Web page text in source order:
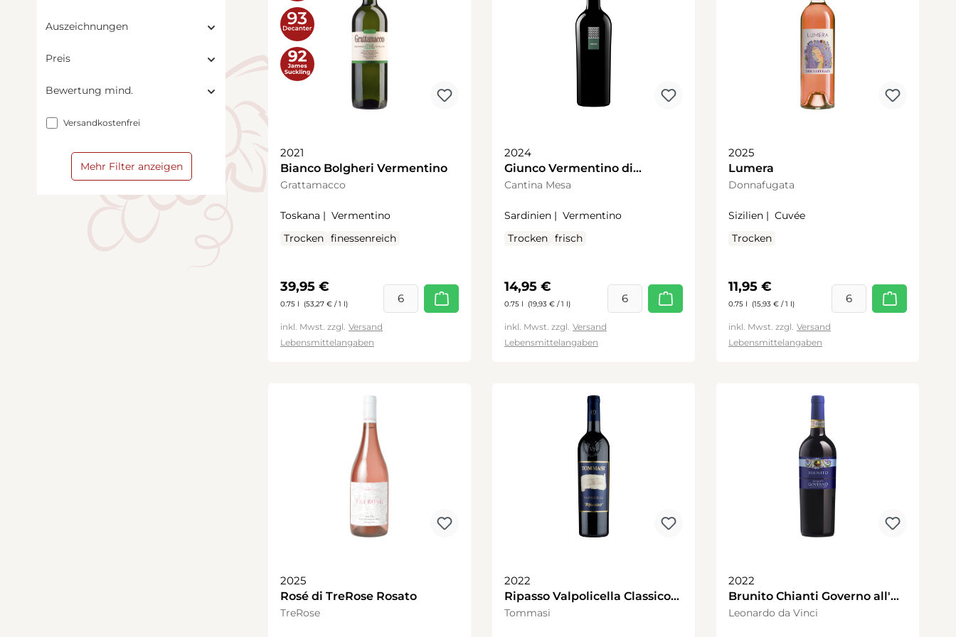
Auszeichnungen
Preis
Bewertung mind.
Filter hinzufügen: Versandkostenfrei
Versandkostenfrei
Mehr Filter anzeigen
2021
Bianco Bolgheri Vermentino
Grattamacco
Toskana | Vermentino
Trocken finessenreich
Regulärer Preis:
39,95 €
0.75 l (53,27 € / 1 l)
inkl. Mwst. zzgl. Versand
Lebensmittelangaben
2024
Giunco Vermentino di
Sardegna
Cantina Mesa
Sardinien | Vermentino
Trocken frisch
Regulärer Preis:
14,95 €
0.75 l (19,93 € / 1 l)
inkl. Mwst. zzgl. Versand
Lebensmittelangaben
2025
Lumera
Donnafugata
Sizilien | Cuvée
Trocken
Regulärer Preis:
11,95 €
0.75 l (15,93 € / 1 l)
inkl. Mwst. zzgl. Versand
Lebensmittelangaben
2025
Rosé di TreRose Rosato
TreRose
2022
Ripasso Valpolicella Classico
Superiore "Etichetta Blu"
Tommasi
2022
Brunito Chianti Governo all'
Uso Toscano
Leonardo da Vinci